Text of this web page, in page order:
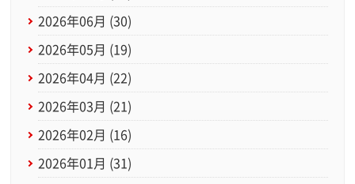
2026年06月 (30)
2026年05月 (19)
2026年04月 (22)
2026年03月 (21)
2026年02月 (16)
2026年01月 (31)